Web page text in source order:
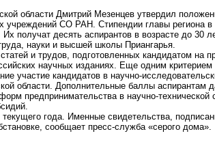
области Дмитрий Мезенцев утвердил
учреждений СО РАН. Стипендии главы региона
получат десять аспирантов в возрасте до 30
науки и высшей школы Приангарья.
и трудов, подготовленных кандидатом на
научных изданиях. Еще одним
участие кандидатов в научно-
области. Дополнительные баллы аспирантам
предпринимательства в научно-
года. Именные свидетельства,
сообщает пресс-служба «серого дома».